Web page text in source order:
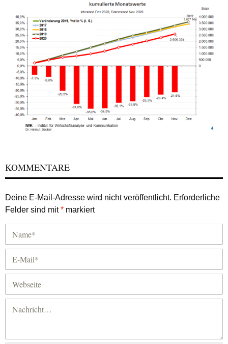
KOMMENTARE
Deine E-Mail-Adresse wird nicht veröffentlicht. Erforderliche
Felder sind mit* markiert